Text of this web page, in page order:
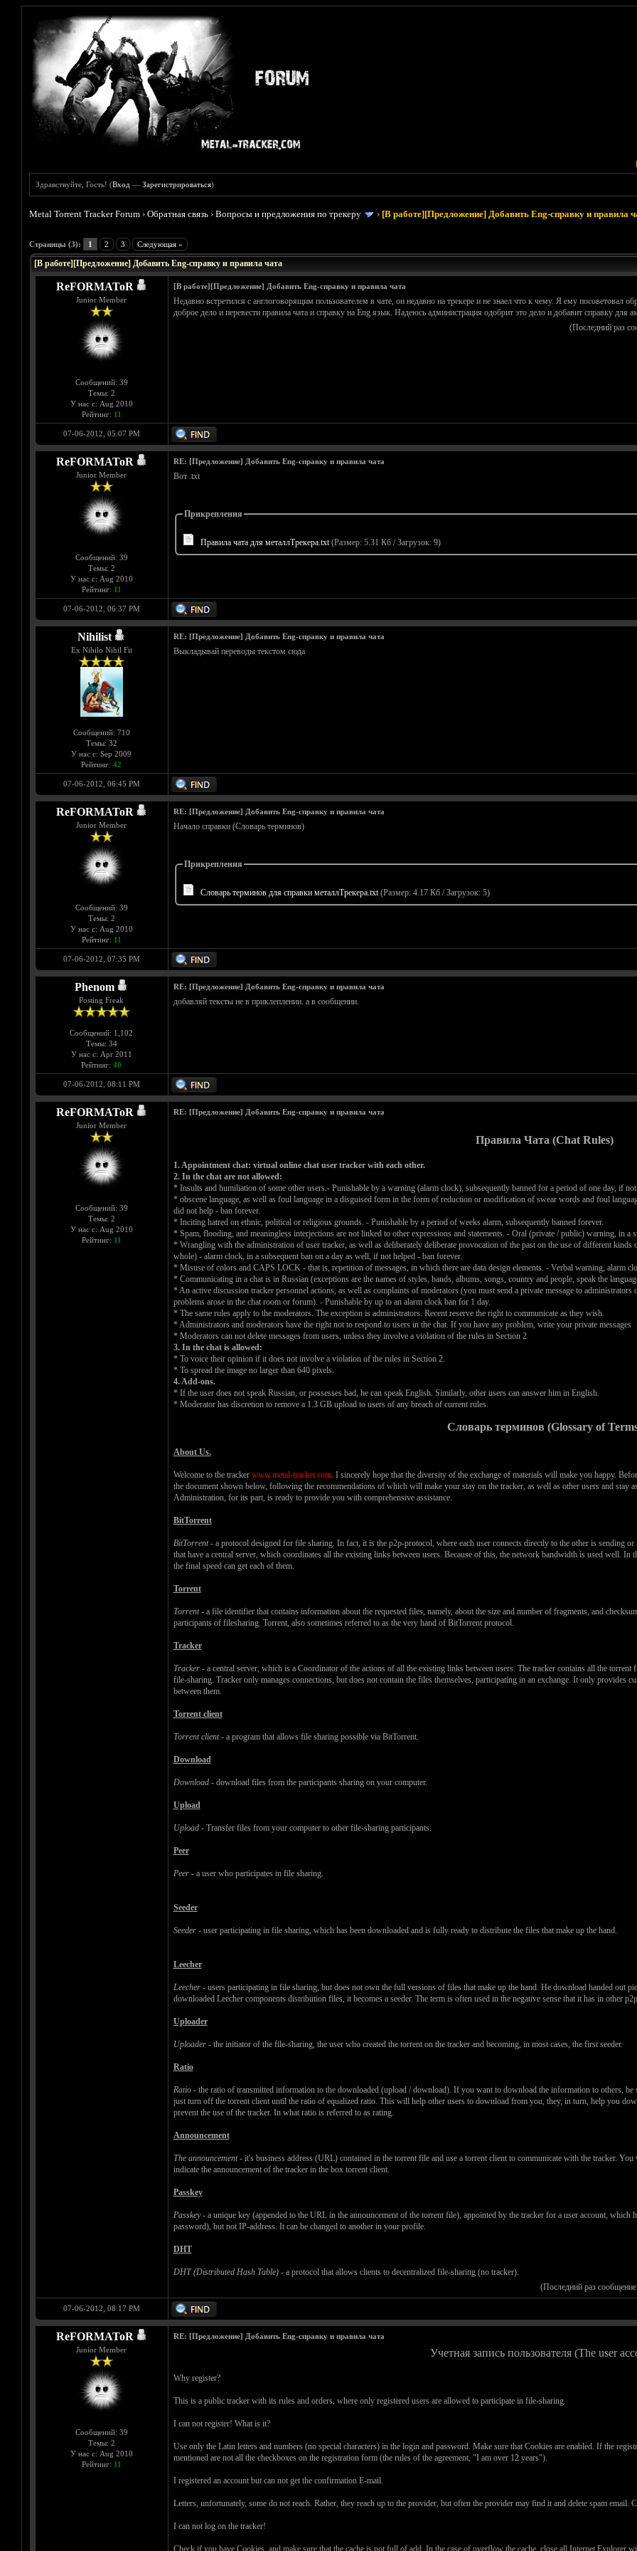
Здравствуйте, Гость! (Вход —Зарегистрироваться)
Metal Torrent Tracker Forum ›Обратная связь ›Вопросы и предложения по трекеру › [В работе][Предложение] Добавить Eng-справку и правила
Страницы (3): 1 2 3 Следующая »
Голосов: 0 - Средняя оценка: 0
1
2
3
4
5
[В работе][Предложение] Добавить Eng-справку и правила чата
ReFORMAToR
Junior Member
Сообщений: 39
Темы: 2
У нас с: Aug 2010
Рейтинг: 11
[В работе][Предложение] Добавить Eng-справку и правила чата
Недавно встретился с англоговорящим пользователем в чате, он недавно на трекере и не знаел что к чему. Я ему посоветовал
доброе дело и перевести правила чата и справку на Eng язык. Надеюсь администрация одобрит это дело и добавит справку
(Последний раз
07-06-2012, 05:07 PM
ReFORMAToR
Junior Member
Сообщений: 39
Темы: 2
У нас с: Aug 2010
Рейтинг: 11
RE: [Предложение] Добавить Eng-справку и правила чата
Вот .txt
Прикрепления
Правила чата для металлТрекера.txt(Размер: 5.31 Кб / Загрузок: 9)
07-06-2012, 06:37 PM
Nihilist
Ex Nihilo Nihil Fit
Сообщений: 710
Темы: 32
У нас с: Sep 2009
Рейтинг: 42
RE: [Предложение] Добавить Eng-справку и правила чата
Выкладывай переводы текстом сюда
07-06-2012, 06:45 PM
ReFORMAToR
Junior Member
Сообщений: 39
Темы: 2
У нас с: Aug 2010
Рейтинг: 11
RE: [Предложение] Добавить Eng-справку и правила чата
Начало справки (Словарь терминов)
Прикрепления
Словарь терминов для справки металлТрекера.txt(Размер: 4.17 Кб / Загрузок: 5)
07-06-2012, 07:35 PM
Phenom
Posting Freak
Сообщений: 1,102
Темы: 34
У нас с: Apr 2011
Рейтинг: 40
RE: [Предложение] Добавить Eng-справку и правила чата
добавляй тексты не в приклеплении. а в сообщении.
07-06-2012, 08:11 PM
ReFORMAToR
Junior Member
Сообщений: 39
Темы: 2
У нас с: Aug 2010
Рейтинг: 11
RE: [Предложение] Добавить Eng-справку и правила чата
Правила Чата (Chat Rules)
1. Appointment chat: virtual online chat user tracker with each other.
2. In the chat are not allowed:
* Insults and humiliation of some other users.- Punishable by a warning (alarm clock), subsequently banned for a period of one day, if
* obscene language, as well as foul language in a disguised form in the form of reduction or modification of swear words and foul
did not help - ban forever.
* Inciting hatred on ethnic, political or religious grounds. - Punishable by a period of weeks alarm, subsequently banned forever.
* Spam, flooding, and meaningless interjections are not linked to other expressions and statements. - Oral (private / public) warning, in a
* Wrangling with the administration of user tracker, as well as deliberately deliberate provocation of the past on the use of different kinds
whole) - alarm clock, in a subsequent ban on a day as well, if not helped - ban forever.
* Misuse of colors and CAPS LOCK - that is, repetition of messages, in which there are data design elements. - Verbal warning, alarm
* Communicating in a chat is in Russian (exceptions are the names of styles, bands, albums, songs, country and people, speak the
* An active discussion tracker personnel actions, as well as complaints of moderators (you must send a private message to
problems arose in the chat room or forum). - Punishable by up to an alarm clock ban for 1 day.
* The same rules apply to the moderators. The exception is administrators. Recent reserve the right to communicate as they wish.
* Administrators and moderators have the right not to respond to users in the chat. If you have any problem, write your private messages
* Moderators can not delete messages from users, unless they involve a violation of the rules in Section 2
3. In the chat is allowed:
* To voice their opinion if it does not involve a violation of the rules in Section 2.
* To spread the image no larger than 640 pixels.
4. Add-ons.
* If the user does not speak Russian, or possesses bad, he can speak English. Similarly, other users can answer him in English.
* Moderator has discretion to remove a 1.3 GB upload to users of any breach of current rules.
Словарь терминов (Glossary of
About Us.
Welcome to the tracker www.metal-tracker.com. I sincerely hope that the diversity of the exchange of materials will make you happy.
the document shown below, following the recommendations of which will make your stay on the tracker, as well as other users and stay
Administration, for its part, is ready to provide you with comprehensive assistance.
BitTorrent
BitTorrent- a protocol designed for file sharing. In fact, it is the p2p-protocol, where each user connects directly to the other is sending
that have a central server, which coordinates all the existing links between users. Because of this, the network bandwidth is used well.
the final speed can get each of them.
Torrent
Torrent- a file identifier that contains information about the requested files, namely, about the size and number of fragments, and
participants of filesharing. Torrent, also sometimes referred to as the very hand of BitTorrent protocol.
Tracker
Tracker- a central server, which is a Coordinator of the actions of all the existing links between users. The tracker contains all the
file-sharing. Tracker only manages connections, but does not contain the files themselves, participating in an exchange. It only provides
between them.
Torrent client
Torrent client- a program that allows file sharing possible via BitTorrent.
Download
Download- download files from the participants sharing on your computer.
Upload
Upload- Transfer files from your computer to other file-sharing participants.
Peer
Peer- a user who participates in file sharing.
Seeder
Seeder- user participating in file sharing, which has been downloaded and is fully ready to distribute the files that make up the hand.
Leecher
Leecher- users participating in file sharing, but does not own the full versions of files that make up the hand. He download handed out
downloaded Leecher components distribution files, it becomes a seeder. The term is often used in the negative sense that it has in other
Uploader
Uploader- the initiator of the file-sharing, the user who created the torrent on the tracker and becoming, in most cases, the first seeder.
Ratio
Ratio- the ratio of transmitted information to the downloaded (upload / download). If you want to download the information to others,
just turn off the torrent client until the ratio of equalized ratio. This will help other users to download from you, they, in turn, help you
prevent the use of the tracker. In what ratio is referred to as rating.
Announcement
The announcement- it's business address (URL) contained in the torrent file and use a torrent client to communicate with the tracker.
indicate the announcement of the tracker in the box torrent client.
Passkey
Passkey- a unique key (appended to the URL in the announcement of the torrent file), appointed by the tracker for a user account,
password), but not IP-address. It can be changed to another in your profile.
DHT
DHT (Distributed Hash Table)- a protocol that allows clients to decentralized file-sharing (no tracker).
(Последний раз
07-06-2012, 08:17 PM
ReFORMAToR
Junior Member
Сообщений: 39
Темы: 2
У нас с: Aug 2010
Рейтинг: 11
RE: [Предложение] Добавить Eng-справку и правила чата
Учетная запись пользователя (The user
Why register?
This is a public tracker with its rules and orders, where only registered users are allowed to participate in file-sharing.
I can not register! What is it?
Use only the Latin letters and numbers (no special characters) in the login and password. Make sure that Cookies are enabled. If the
mentioned are not all the checkboxes on the registration form (the rules of the agreement, "I am over 12 years").
I registered an account but can not get the confirmation E-mail.
Letters, unfortunately, some do not reach. Rather, they reach up to the provider, but often the provider may find it and delete spam
I can not log on the tracker!
Check if you have Cookies, and make sure that the cache is not full of add. In the case of overflow the cache, close all Internet